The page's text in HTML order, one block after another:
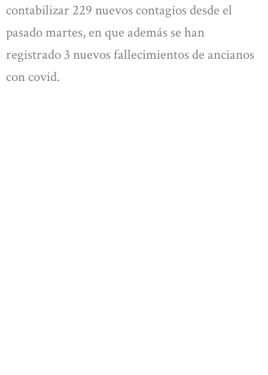
contabilizar 229 nuevos contagios desde el
pasado martes, en que además se han
registrado 3 nuevos fallecimientos de ancianos
con covid.